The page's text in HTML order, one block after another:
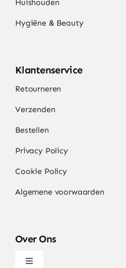
Huishouden
Hygiëne & Beauty
Klantenservice
Retourneren
Verzenden
Bestellen
Privacy Policy
Cookie Policy
Algemene voorwaarden
Over Ons
Navigatie